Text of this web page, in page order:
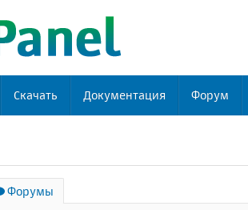
Скачать Документация Форум
Форумы